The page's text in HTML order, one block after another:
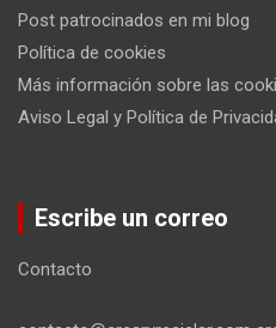
Post patrocinados en mi blog
Política de cookies
Más información sobre las
Aviso Legal y Política de
Escribe un correo
Contacto